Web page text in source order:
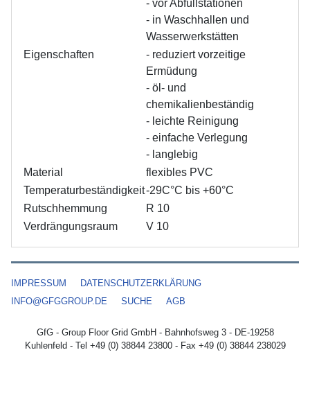
- vor Abfüllstationen
- in Waschhallen und
Wasserwerkstätten
Eigenschaften
- reduziert vorzeitige
Ermüdung
- öl- und
chemikalienbeständig
- leichte Reinigung
- einfache Verlegung
- langlebig
Material
flexibles PVC
Temperaturbeständigkeit-29C°C bis +60°C
Rutschhemmung
R 10
Verdrängungsraum
V 10
IMPRESSUM
DATENSCHUTZERKLÄRUNG
INFO@GFGGROUP.DE
SUCHE AGB
GfG - Group Floor Grid GmbH - Bahnhofsweg 3 - DE-19258
Kuhlenfeld - Tel +49 (0) 38844 23800 - Fax +49 (0) 38844 238029